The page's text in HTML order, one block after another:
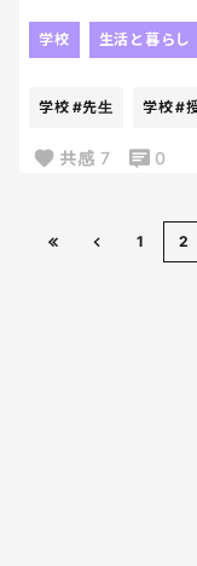
ンッ」とやられ
とは言え、懐か
1ページ目にペー
「常在戦場！！！
学校 生活と暮らし
学校 #先生 学校#
共感 7 0
1 2